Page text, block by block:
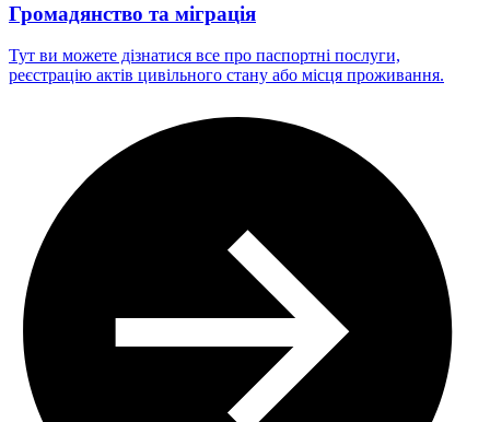
Громадянство та міграція
Тут ви можете дізнатися все про паспортні послуги,
реєстрацію актів цивільного стану або місця проживання.